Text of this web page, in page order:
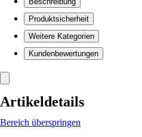
Produktsicherheit
Weitere Kategorien
Kundenbewertungen
Artikeldetails
Bereich überspringen